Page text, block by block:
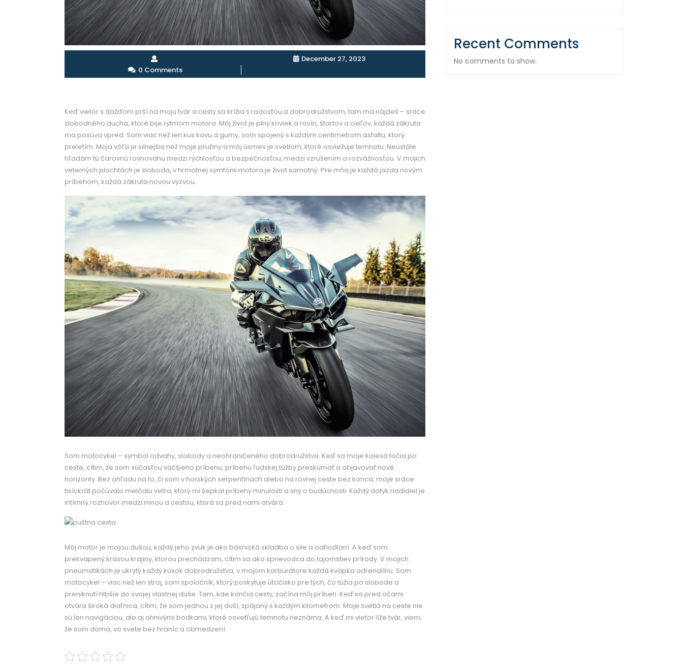
December 27, 2023
0 Comments
Keď vietor s dažďom prší na moju tvár a cesty sa krížia s radosťou a dobrodružstvom, tam ma nájdeš – srdce
slobodného ducha, ktoré bije rytmom motora. Môj život je plný kriviek a rovín, štartov a cieľov, každá zákruta
ma posúva vpred. Som viac než len kus kovu a gumy, som spojený s každým centimetrom asfaltu, ktorý
preletím. Moja vôľa je silnejšia než moje pružiny a môj úsmev je svetlom, ktoré osviežuje temnotu. Neustále
hľadám tú čarovnú rovnováhu medzi rýchlosťou a bezpečnosťou, medzi vzrušením a rozvážnosťou. V mojich
veterných plachtách je sloboda, v hrmotnej symfónii motora je život samotný. Pre mňa je každá jazda novým
príbehom, každá zákruta novou výzvou.
Som motocykel – symbol odvahy, slobody a neohraničeného dobrodružstva. Keď sa moje kolesá točia po
ceste, cítim, že som súčasťou väčšieho príbehu, príbehu ľudskej túžby preskúmať a objavovať nové
horizonty. Bez ohľadu na to, či som v horských serpentínach alebo na rovnej ceste bez konca, moje srdce
tisíckrát počúvalo melódiu vetra, ktorý mi šepkal príbehy minulosti a sny o budúcnosti. Každý dotyk riadidiel je
intímny rozhovor medzi mnou a cestou, ktorá sa pred nami otvára.
Môj motor je mojou dušou, každý jeho zvuk je ako básnická skladba o sile a odhodlaní. A keď som
prekvapený krásou krajiny, ktorou prechádzam, cítim sa ako sprievodca do tajomstiev prírody. V mojich
pneumatikách je ukrytý každý kúsok dobrodružstva, v mojom karburátore každá kvapka adrenalínu. Som
motocykel – viac než len stroj, som spoločník, ktorý poskytuje útočisko pre tých, čo túžia po slobode a
preniknutí hlbšie do svojej vlastnej duše. Tam, kde končia cesty, začína môj príbeh. Keď sa pred očami
otvára široká diaľnica, cítim, že som jednou z jej duší, spájaný s každým kilometrom. Moje svetlá na ceste nie
sú len navigáciou, ale aj ohnivými bodkami, ktoré osvetľujú temnotu neznáma. A keď mi vietor líže tvár, viem,
že som doma, vo svete bez hraníc a obmedzení.
Recent Comments
No comments to show.